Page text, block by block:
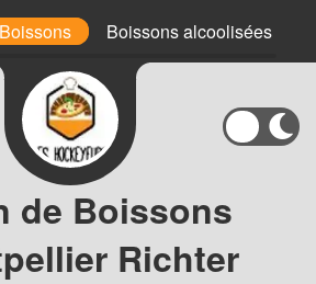
Boissons Boissons alcoolisées
de Boissons
Richter